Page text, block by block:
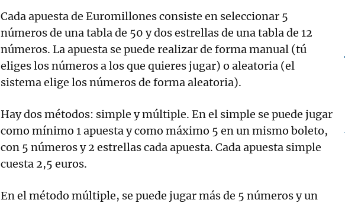
Cada apuesta de Euromillones consiste en seleccionar 5
números de una tabla de 50 y dos estrellas de una tabla de 12
números. La apuesta se puede realizar de forma manual (tú
eliges los números a los que quieres jugar) o aleatoria (el
sistema elige los números de forma aleatoria).
Hay dos métodos: simple y múltiple. En el simple se puede jugar
como mínimo 1 apuesta y como máximo 5 en un mismo boleto,
con 5 números y 2 estrellas cada apuesta. Cada apuesta simple
cuesta 2,5 euros.
En el método múltiple, se puede jugar más de 5 números y un